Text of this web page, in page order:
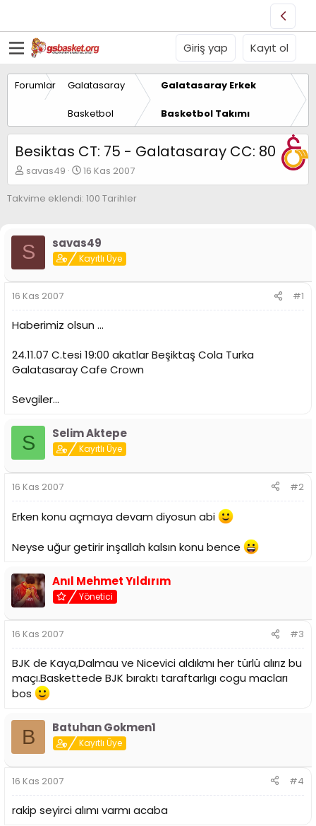
Giriş yap Kayıt ol
Forumlar Galatasaray
Basketbol
Galatasaray Erkek
Basketbol Takımı
Besiktas CT: 75 - Galatasaray CC: 80
K
o
n
u
B
a
ş
l
a
t
a
savas49
B
a
ş
g
ı
t
r
i
16 Kas 2007
Takvime eklendi: 100 Tarihler
S savas49
Kayıtlı Üye
16 Kas 2007 #1
Haberimiz olsun ...
24.11.07 C.tesi 19:00 akatlar Beşiktaş Cola Turka
Galatasaray Cafe Crown
Sevgiler...
S Selim Aktepe
Kayıtlı Üye
16 Kas 2007 #2
Erken konu açmaya devam diyosun abi
Neyse uğur getirir inşallah kalsın konu bence
Anıl Mehmet Yıldırım
Yönetici
16 Kas 2007 #3
BJK de Kaya,Dalmau ve Nicevici aldıkmı her türlü alırız bu
maçı.Baskettede BJK bıraktı taraftarlıgı cogu macları
bos
B Batuhan Gokmen1
Kayıtlı Üye
16 Kas 2007 #4
rakip seyirci alımı varmı acaba